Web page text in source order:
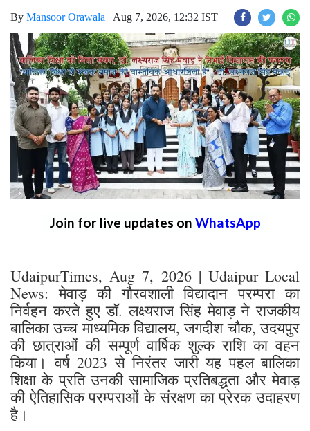
By Mansoor Orawala | Aug 7, 2026, 12:32 IST
Join for live updates on WhatsApp
UdaipurTimes, Aug 7, 2026 | Udaipur Local
News: मेवाड़ की गौरवशाली विद्यादान परम्परा का
निर्वहन करते हुए डॉ. लक्ष्यराज सिंह मेवाड़ ने राजकीय
बालिका उच्च माध्यमिक विद्यालय, जगदीश चौक, उदयपुर
की छात्राओं की सम्पूर्ण वार्षिक शुल्क राशि का वहन
किया। वर्ष 2023 से निरंतर जारी यह पहल बालिका
शिक्षा के प्रति उनकी सामाजिक प्रतिबद्धता और मेवाड़
की ऐतिहासिक परम्पराओं के संरक्षण का प्रेरक उदाहरण
है।